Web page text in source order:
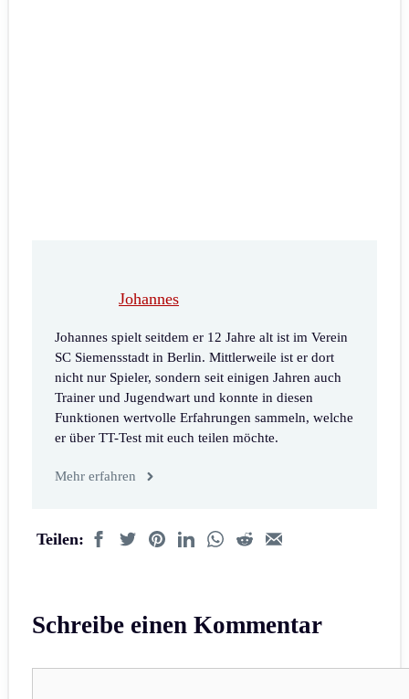
Johannes
Johannes spielt seitdem er 12 Jahre alt ist im Verein
SC Siemensstadt in Berlin. Mittlerweile ist er dort
nicht nur Spieler, sondern seit einigen Jahren auch
Trainer und Jugendwart und konnte in diesen
Funktionen wertvolle Erfahrungen sammeln, welche
er über TT-Test mit euch teilen möchte.
Mehr erfahren
Teilen:
Schreibe einen Kommentar